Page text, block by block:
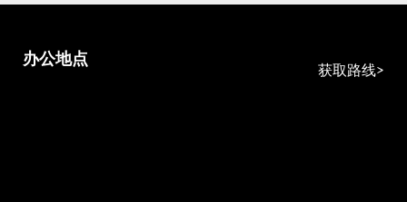
办公地点
获取路线